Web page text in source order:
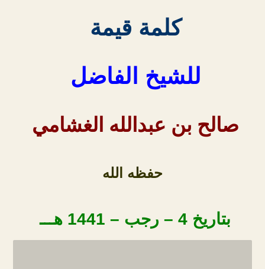
كلمة قيمة
للشيخ الفاضل
صالح بن عبدالله الغشامي
حفظه الله
بتاريخ 4 – رجب – 1441 هـــ